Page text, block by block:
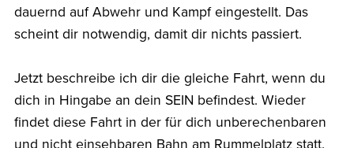
dauernd auf Abwehr und Kampf eingestellt. Das
scheint dir notwendig, damit dir nichts passiert.
Jetzt beschreibe ich dir die gleiche Fahrt, wenn du
dich in Hingabe an dein SEIN befindest. Wieder
findet diese Fahrt in der für dich unberechenbaren
und nicht einsehbaren Bahn am Rummelplatz statt.